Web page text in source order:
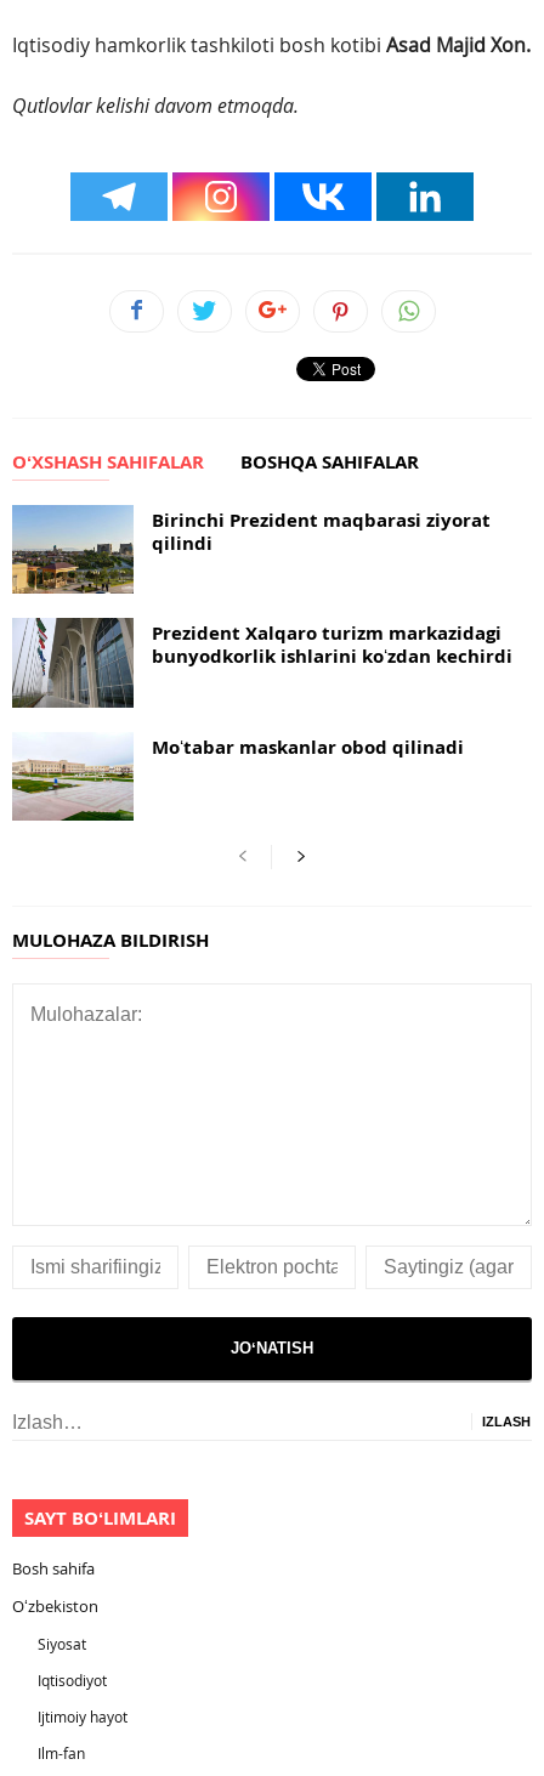
Iqtisodiy hamkorlik tashkiloti bosh kotibi Asad Majid Xon.
Qutlovlar kelishi davom etmoqda.
OʻXSHASH SAHIFALAR BOSHQA SAHIFALAR
Birinchi Prezident maqbarasi ziyorat
qilindi
Prezident Xalqaro turizm markazidagi
bunyodkorlik ishlarini koʻzdan kechirdi
Moʻtabar maskanlar obod qilinadi
MULOHAZA BILDIRISH
Izlash:
SAYT BOʻLIMLARI
Bosh sahifa
Oʻzbekiston
Siyosat
Iqtisodiyot
Ijtimoiy hayot
Ilm-fan